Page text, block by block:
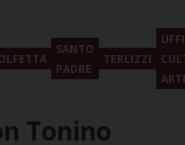
SANTO
PADRE
TERLIZZI
Tonino